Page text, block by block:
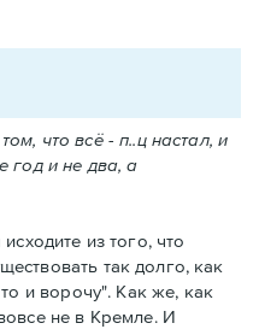
что всё - п..ц настал, и
год и не два, а
из того, что
так долго, как
и ворочу". Как же, как
не в Кремле. И